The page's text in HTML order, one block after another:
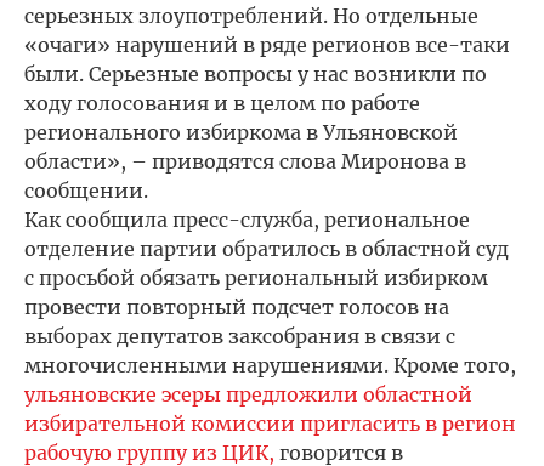
серьезных злоупотреблений. Но отдельные
«очаги» нарушений в ряде регионов все-таки
были. Серьезные вопросы у нас возникли по
ходу голосования и в целом по работе
регионального избиркома в Ульяновской
области», – приводятся слова Миронова в
сообщении.
Как сообщила пресс-служба, региональное
отделение партии обратилось в областной суд
с просьбой обязать региональный избирком
провести повторный подсчет голосов на
выборах депутатов заксобрания в связи с
многочисленными нарушениями. Кроме того,
ульяновские эсеры предложили областной
избирательной комиссии пригласить в регион
рабочую группу из ЦИК, говорится в